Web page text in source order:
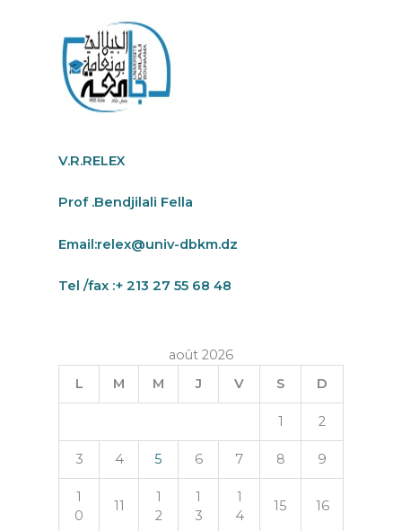
V.R.RELEX
Prof .Bendjilali Fella
Email:relex@univ-dbkm.dz
Tel /fax :+ 213 27 55 68 48
août 2026
L
M M J V S D
1 2
3 4 5 6 7 8 9
1
0
11
1
2
1
3
1
4
15 16